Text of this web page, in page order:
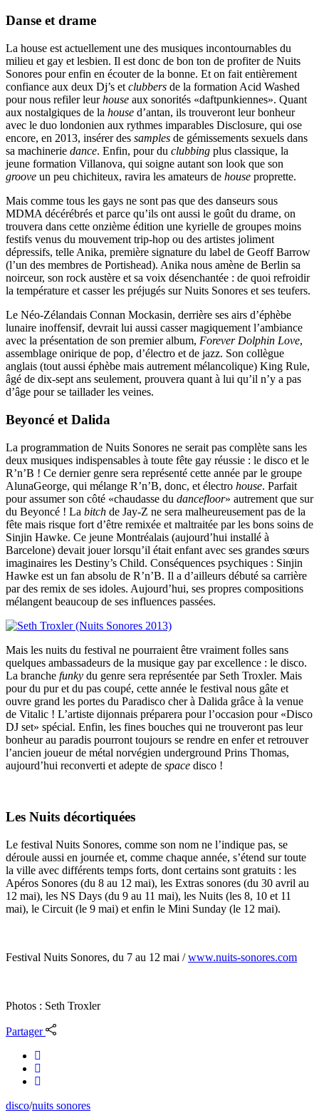
Danse et drame
La house est actuellement une des musiques incontournables du
milieu et gay et lesbien. Il est donc de bon ton de profiter de Nuits
Sonores pour enfin en écouter de la bonne. Et on fait entièrement
confiance aux deux Dj’s et clubbers de la formation Acid Washed
pour nous refiler leurhouse aux sonorités «daftpunkiennes». Quant
aux nostalgiques de la house d’antan, ils trouveront leur bonheur
avec le duo londonien aux rythmes imparables Disclosure, qui ose
encore, en 2013, insérer des samples de gémissements sexuels dans
sa machinerie dance. Enfin, pour du clubbing plus classique, la
jeune formation Villanova, qui soigne autant son look que son
groove un peu chichiteux, ravira les amateurs de house proprette.
Mais comme tous les gays ne sont pas que des danseurs sous
MDMA décérébrés et parce qu’ils ont aussi le goût du drame, on
trouvera dans cette onzième édition une kyrielle de groupes moins
festifs venus du mouvement trip-hop ou des artistes joliment
dépressifs, telle Anika, première signature du label de Geoff Barrow
(l’un des membres de Portishead). Anika nous amène de Berlin sa
noirceur, son rock austère et sa voix désenchantée : de quoi refroidir
la température et casser les préjugés sur Nuits Sonores et ses teufers.
Le Néo-Zélandais Connan Mockasin, derrière ses airs d’éphèbe
lunaire inoffensif, devrait lui aussi casser magiquement l’ambiance
avec la présentation de son premier album, Forever Dolphin Love,
assemblage onirique de pop, d’électro et de jazz. Son collègue
anglais (tout aussi éphèbe mais autrement mélancolique) King Rule,
âgé de dix-sept ans seulement, prouvera quant à lui qu’il n’y a pas
d’âge pour se taillader les veines.
Beyoncé et Dalida
La programmation de Nuits Sonores ne serait pas complète sans les
deux musiques indispensables à toute fête gay réussie : le disco et le
R’n’B ! Ce dernier genre sera représenté cette année par le groupe
AlunaGeorge, qui mélange R’n’B, donc, et électro house. Parfait
pour assumer son côté «chaudasse du dancefloor» autrement que sur
du Beyoncé ! La bitch de Jay-Z ne sera malheureusement pas de la
fête mais risque fort d’être remixée et maltraitée par les bons soins de
Sinjin Hawke. Ce jeune Montréalais (aujourd’hui installé à
Barcelone) devait jouer lorsqu’il était enfant avec ses grandes sœurs
imaginaires les Destiny’s Child. Conséquences psychiques : Sinjin
Hawke est un fan absolu de R’n’B. Il a d’ailleurs débuté sa carrière
par des remix de ses idoles. Aujourd’hui, ses propres compositions
mélangent beaucoup de ses influences passées.
Mais les nuits du festival ne pourraient être vraiment folles sans
quelques ambassadeurs de la musique gay par excellence : le disco.
La branche funky du genre sera représentée par Seth Troxler. Mais
pour du pur et du pas coupé, cette année le festival nous gâte et
ouvre grand les portes du Paradisco cher à Dalida grâce à la venue
de Vitalic ! L’artiste dijonnais préparera pour l’occasion pour «Disco
DJ set» spécial. Enfin, les fines bouches qui ne trouveront pas leur
bonheur au paradis pourront toujours se rendre en enfer et retrouver
l’ancien joueur de métal norvégien underground Prins Thomas,
aujourd’hui reconverti et adepte de space disco !
Les Nuits décortiquées
Le festival Nuits Sonores, comme son nom ne l’indique pas, se
déroule aussi en journée et, comme chaque année, s’étend sur toute
la ville avec différents temps forts, dont certains sont gratuits : les
Apéros Sonores (du 8 au 12 mai), les Extras sonores (du 30 avril au
12 mai), les NS Days (du 9 au 11 mai), les Nuits (les 8, 10 et 11
mai), le Circuit (le 9 mai) et enfin le Mini Sunday (le 12 mai).
Festival Nuits Sonores, du 7 au 12 mai /www.nuits-sonores.com
Photos : Seth Troxler
Partager
disco/nuits sonores